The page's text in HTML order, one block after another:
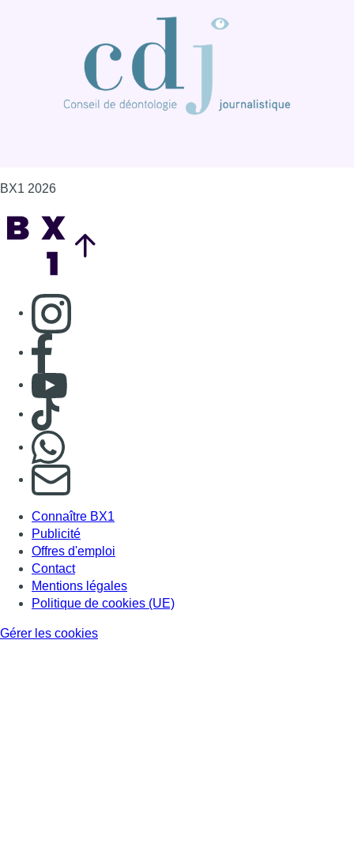
BX1 2026
Consulter page Instagram
Consulter page Facebook
Consulter Youtube
Consulter TikTok
S'abonner à notre newsletter
Connaître BX1
Publicité
Offres d'emploi
Contact
Mentions légales
Politique de cookies (UE)
Gérer les cookies